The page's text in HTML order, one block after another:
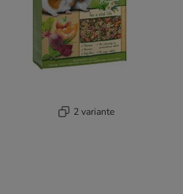
2 variante